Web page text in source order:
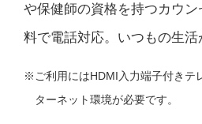
や保健師の資格を持つカウ
料で電話対応。いつもの生活
ご利用にはHDMI入力端子付きテ
ターネット環境が必要です。